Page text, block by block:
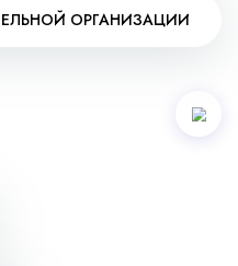
ОРГАНИЗАЦИИ